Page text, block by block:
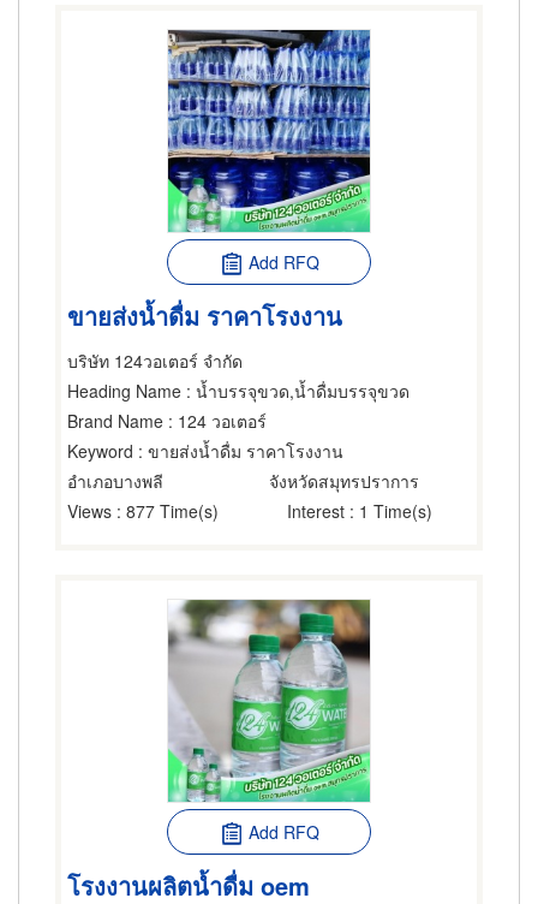
Add RFQ
ขายส่งน้ำดื่ม ราคาโรงงาน
บริษัท 124วอเตอร์ จำกัด
Heading Name : น้ำบรรจุขวด,น้ำดื่มบรรจุขวด
Brand Name : 124 วอเตอร์
Keyword : ขายส่งน้ำดื่ม ราคาโรงงาน
อำเภอบางพลี
จังหวัดสมุทรปราการ
Views : 877 Time(s) Interest : 1 Time(s)
Add RFQ
โรงงานผลิตน้ำดื่ม oem